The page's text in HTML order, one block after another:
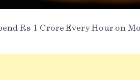
Rs 1 Crore Every Hour on